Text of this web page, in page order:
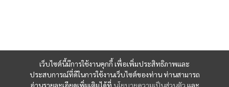
เว็บไซต์นี้มีการใช้งานคุกกี้ เพื่อเพิ่มประสิทธิภาพและ
ประสบการณ์ที่ดีในการใช้งานเว็บไซต์ของท่าน ท่านสามารถ
อ่านรายละเอียดเพิ่มเติมได้ที่ นโยบายความเป็นส่วนตัว และ